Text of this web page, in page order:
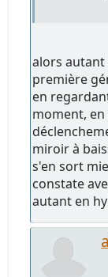
alors autant
première
en
moment,
miroir à
s'en sort
constate
autant en